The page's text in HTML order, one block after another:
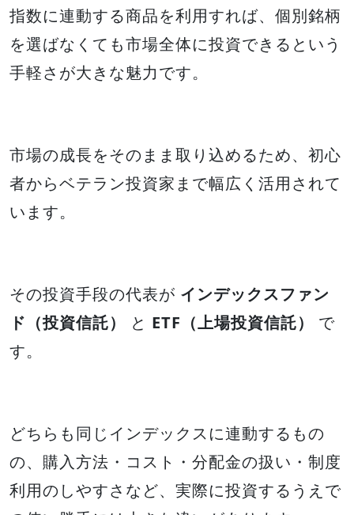
指数に連動する商品を利用すれば、個別銘柄
を選ばなくても市場全体に投資できるという
手軽さが大きな魅力です。
市場の成長をそのまま取り込めるため、初心
者からベテラン投資家まで幅広く活用されて
います。
その投資手段の代表が インデックスファン
ド（投資信託）
と ETF（上場投資信託）
で
す。
どちらも同じインデックスに連動するもの
の、購入方法・コスト・分配金の扱い・制度
利用のしやすさなど、実際に投資するうえで